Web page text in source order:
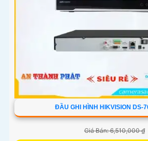
ĐẦU GHI HÌNH HIKVISION DS-
Giá Bán: 6,510,000 ₫